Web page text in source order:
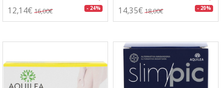
12,14€ 16,00€ - 24% 14,35€ 18,00€ - 20%